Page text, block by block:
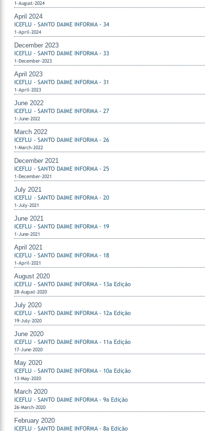
1-August-2024
April 2024
ICEFLU - SANTO DAIME INFORMA - 34
1-April-2024
December 2023
ICEFLU - SANTO DAIME INFORMA - 33
1-December-2023
April 2023
ICEFLU - SANTO DAIME INFORMA - 31
1-April-2023
June 2022
ICEFLU - SANTO DAIME INFORMA - 27
1-June-2022
March 2022
ICEFLU - SANTO DAIME INFORMA - 26
1-March-2022
December 2021
ICEFLU - SANTO DAIME INFORMA - 25
1-December-2021
July 2021
ICEFLU - SANTO DAIME INFORMA - 20
1-July-2021
June 2021
ICEFLU - SANTO DAIME INFORMA - 19
1-June-2021
April 2021
ICEFLU - SANTO DAIME INFORMA - 18
1-April-2021
August 2020
ICEFLU - SANTO DAIME INFORMA - 13a Edição
28-August-2020
July 2020
ICEFLU - SANTO DAIME INFORMA - 12a Edição
19-July-2020
June 2020
ICEFLU - SANTO DAIME INFORMA - 11a Edição
17-June-2020
May 2020
ICEFLU - SANTO DAIME INFORMA - 10a Edição
13-May-2020
March 2020
ICEFLU - SANTO DAIME INFORMA - 9a Edição
26-March-2020
February 2020
ICEFLU - SANTO DAIME INFORMA - 8a Edição